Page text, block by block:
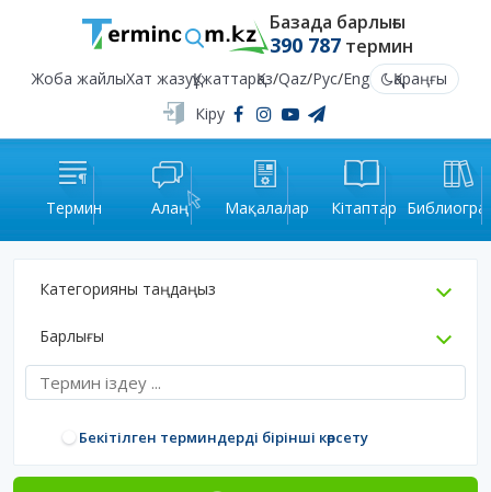
Базада барлығы
390 787термин
Жоба жайлыХат жазуҚұжаттарҚаз/Qaz/Рус/Eng
Қараңғы
Кіру
Термин Алаң Мақалалар Кітаптар
Категорияны таңдаңыз
Барлығы
Бекітілген терминдерді бірінші көрсету